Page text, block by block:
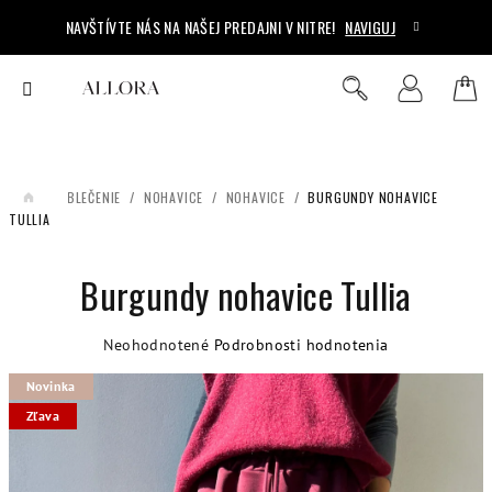
obsah
NAVŠTÍVTE NÁS NA NAŠEJ PREDAJNI V NITRE! NAVIGUJ
DOMOV OBLEČENIE / NOHAVICE / NOHAVICE / BURGUNDY NOHAVICE
TULLIA
Burgundy nohavice Tullia
Priemerné
Neohodnotené Podrobnosti hodnotenia
Novinka
Zľava